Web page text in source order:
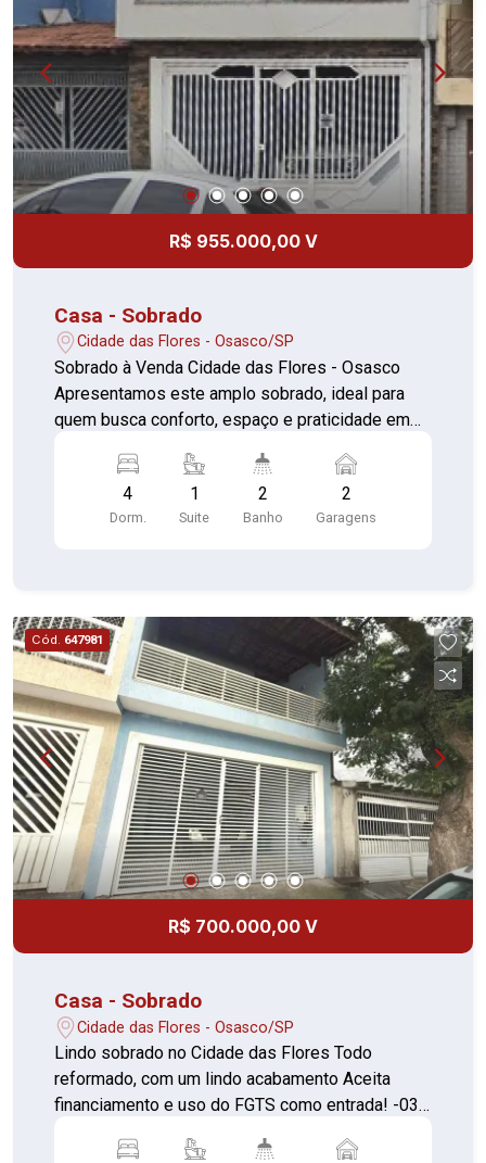
R$ 955.000,00 V
Casa - Sobrado
Cidade das Flores - Osasco/SP
Sobrado à Venda Cidade das Flores - Osasco
Apresentamos este amplo sobrado, ideal para
quem busca conforto, espaço e praticidade em
Banheiros + 1 Lavabo Sala espaçosa Cozinha
com armários planejados Copa e despensa
escolas, ponto de ônibus e estação de trem. Fácil
acesso às principais vias da região, excelente
Localização!. Proprietário aceita permuta!
Financia
4
Dorm.
1
Suite
2
Banho
2
Garagens
Cód. 647981
R$ 700.000,00 V
Casa - Sobrado
Cidade das Flores - Osasco/SP
Lindo sobrado no Cidade das Flores Todo
reformado, com um lindo acabamento Aceita
financiamento e uso do FGTS como entrada! -03
(podendo um dos dormitórios ser transformado